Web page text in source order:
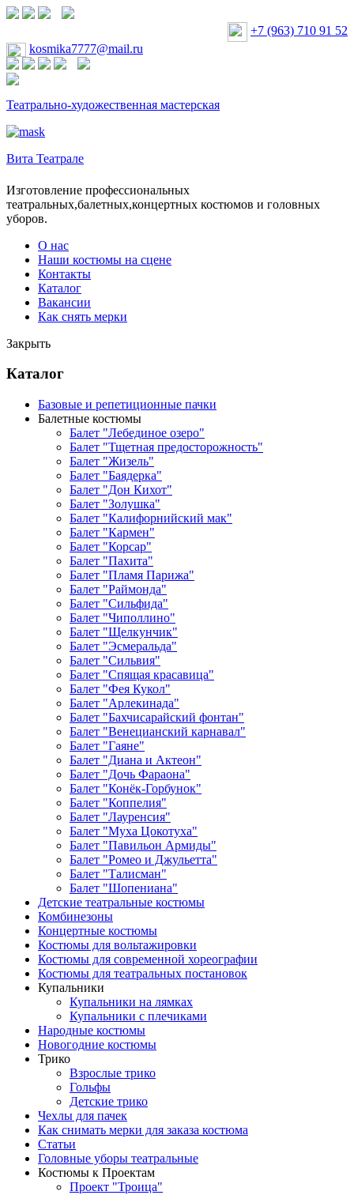
+7 (963) 710 91 52
kosmika7777@mail.ru
Театрально-художественная мастерская
Вита Театрале
Изготовление профессиональных
театральных,балетных,концертных костюмов и головных
уборов.
О нас
Наши костюмы на сцене
Контакты
Каталог
Вакансии
Как снять мерки
Закрыть
Каталог
Базовые и репетиционные пачки
Балетные костюмы
Балет "Лебединое озеро"
Балет "Тщетная предосторожность"
Балет "Жизель"
Балет "Баядерка"
Балет "Дон Кихот"
Балет "Золушка"
Балет "Калифорнийский мак"
Балет "Кармен"
Балет "Корсар"
Балет "Пахита"
Балет "Пламя Парижа"
Балет "Раймонда"
Балет "Сильфида"
Балет "Чиполлино"
Балет "Щелкунчик"
Балет "Эсмеральда"
Балет "Сильвия"
Балет "Спящая красавица"
Балет "Фея Кукол"
Балет "Арлекинада"
Балет "Бахчисарайский фонтан"
Балет "Венецианский карнавал"
Балет "Гаяне"
Балет "Диана и Актеон"
Балет "Дочь Фараона"
Балет "Конёк-Горбунок"
Балет "Коппелия"
Балет "Лауренсия"
Балет "Муха Цокотуха"
Балет "Павильон Армиды"
Балет "Ромео и Джульетта"
Балет "Талисман"
Балет "Шопениана"
Детские театральные костюмы
Комбинезоны
Концертные костюмы
Костюмы для вольтажировки
Костюмы для современной хореографии
Костюмы для театральных постановок
Купальники
Купальники на лямках
Купальники с плечиками
Народные костюмы
Новогодние костюмы
Трико
Взрослые трико
Гольфы
Детские трико
Чехлы для пачек
Как снимать мерки для заказа костюма
Статьи
Головные уборы театральные
Костюмы к Проектам
Проект "Троица"